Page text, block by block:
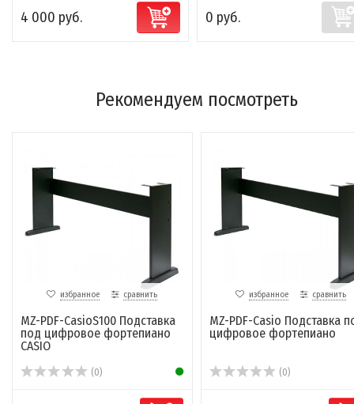
4 000 руб. 0 руб.
Рекомендуем посмотреть
избранное сравнить
MZ-PDF-CasioS100 Подставка
под цифровое фортепиано
CASIO
(0)
избранное сравнить
MZ-PDF-Casio Подставка
цифровое фортепиано
(0)